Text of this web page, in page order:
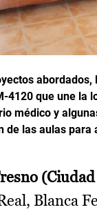
4120 que une la
médico y
de las aulas para
Blanca